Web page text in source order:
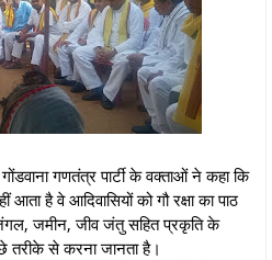
गणतंत्र पार्टी के वक्ताओं ने कहा कि
है वे आदिवासियों को गौ रक्षा का पाठ
जमीन, जीव जंतु सहित प्रकृति के
तरीके से करना जानता है।